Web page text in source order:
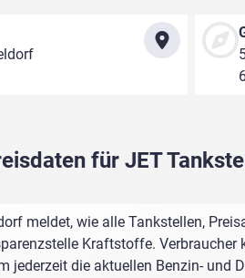
für JET
meldet, wie alle Tankstellen,
Kraftstoffe.
jederzeit die aktuellen Benzin- und